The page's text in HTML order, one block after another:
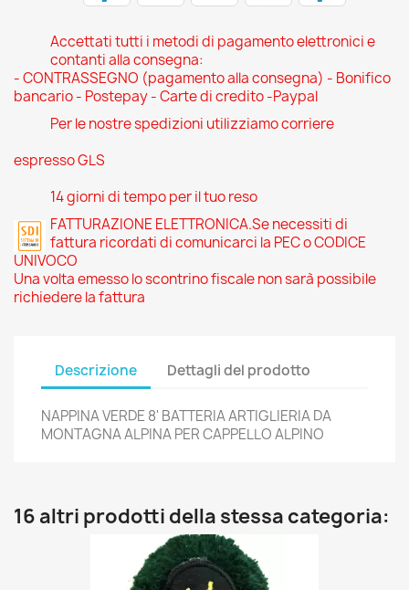
Accettati tutti i metodi di pagamento elettronici e
contanti alla consegna:
- CONTRASSEGNO (pagamento alla consegna) - Bonifico
bancario - Postepay - Carte di credito -Paypal
Per le nostre spedizioni utilizziamo corriere
espresso GLS
14 giorni di tempo per il tuo reso
FATTURAZIONE ELETTRONICA.Se necessiti di
fattura ricordati di comunicarci la PEC o CODICE
UNIVOCO
Una volta emesso lo scontrino fiscale non sarà possibile
richiedere la fattura
Descrizione Dettagli del prodotto
NAPPINA VERDE 8' BATTERIA ARTIGLIERIA DA
MONTAGNA ALPINA PER CAPPELLO ALPINO
16 altri prodotti della stessa categoria: